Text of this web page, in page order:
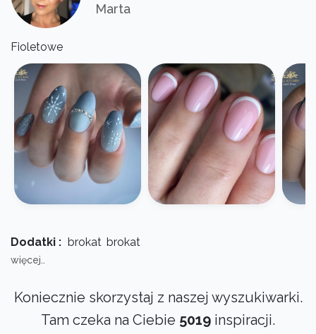
Marta
Fioletowe
Dodatki : brokat brokat
więcej..
Koniecznie skorzystaj z naszej wyszukiwarki.
Tam czeka na Ciebie 5019 inspiracji.